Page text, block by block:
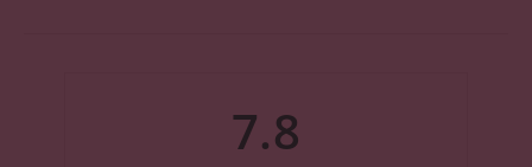
7.8